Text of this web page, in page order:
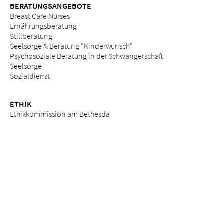
BERATUNGSANGEBOTE
Breast Care Nurses
Ernährungsberatung
Stillberatung
Seelsorge & Beratung "Kinderwunsch"
Psychosoziale Beratung in der Schwangerschaft
Seelsorge
Sozialdienst
ETHIK
Ethikkommission am Bethesda